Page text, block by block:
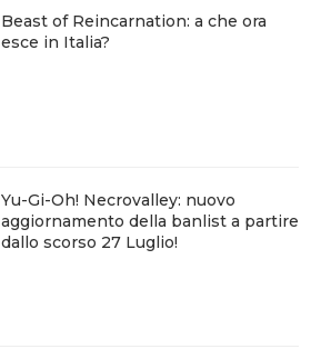
Beast of Reincarnation: a che ora
esce in Italia?
Yu-Gi-Oh! Necrovalley: nuovo
aggiornamento della banlist a partire
dallo scorso 27 Luglio!